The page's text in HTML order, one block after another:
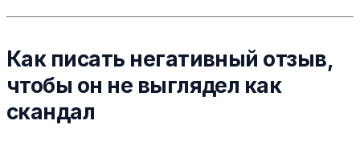
Как писать негативный отзыв,
чтобы он не выглядел как
скандал